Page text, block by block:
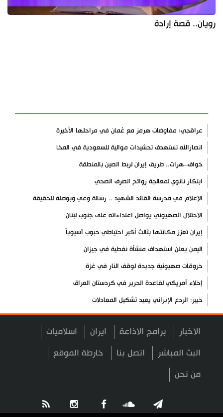
رويان.. قصة إرادة
عراقجي: مفاوضات هرمز مع عُمان في مراحلها الأخيرة
انصارالله تستهدف تحشيدات موالية للسعودية في المخا
خواف–هرات.. طريق إيران لربط الصين بالمنطقة
ابتكار نانوي لمعالجة روائح الصرف الصحي
الإعلام في مدرسة القائد الشهيد .. رسالة وعي وبوصلة للحقيقة
الاحتلال الصهيوني يواصل اعتداءاته على جنوب لبنان
إيران تعزز مكانتها بثالث أكبر احتياطي حبوب آسيوياً
اليمن يعلن استهداف منشأة نفطية في جيزان
خروقات صهيونية جديدة لوقف النار في غزة
إخلاء أمريكي لقاعدة الحرير في كردستان العراق
خبير: الردع الإيراني يعيد تشكيل المعادلات
فشل مخططات إسرائيل لزعزعة إيران والمقاومة
انطلاق فعاليات المؤتمر العلمي الدولي العاشر لزيارة الأربعين
العراق يعطل الدوام الرسمي الأربعاء المقبل
مسؤول عسكري: نظامنا القائم في مضيق هرمز لا رجعة عنه
سيرة الشهداء المدافعين عن المراقد المقدسة في رحاب الثقافة
صحيفة: أمريكا وإسرائيل خسرتا الحرب بينما خرجت إيران منتصرة
الاخبار برامج الاذاعة ايران اسلاميات
البث المباشر اتصل بنا خارطة الموقع
من نحن